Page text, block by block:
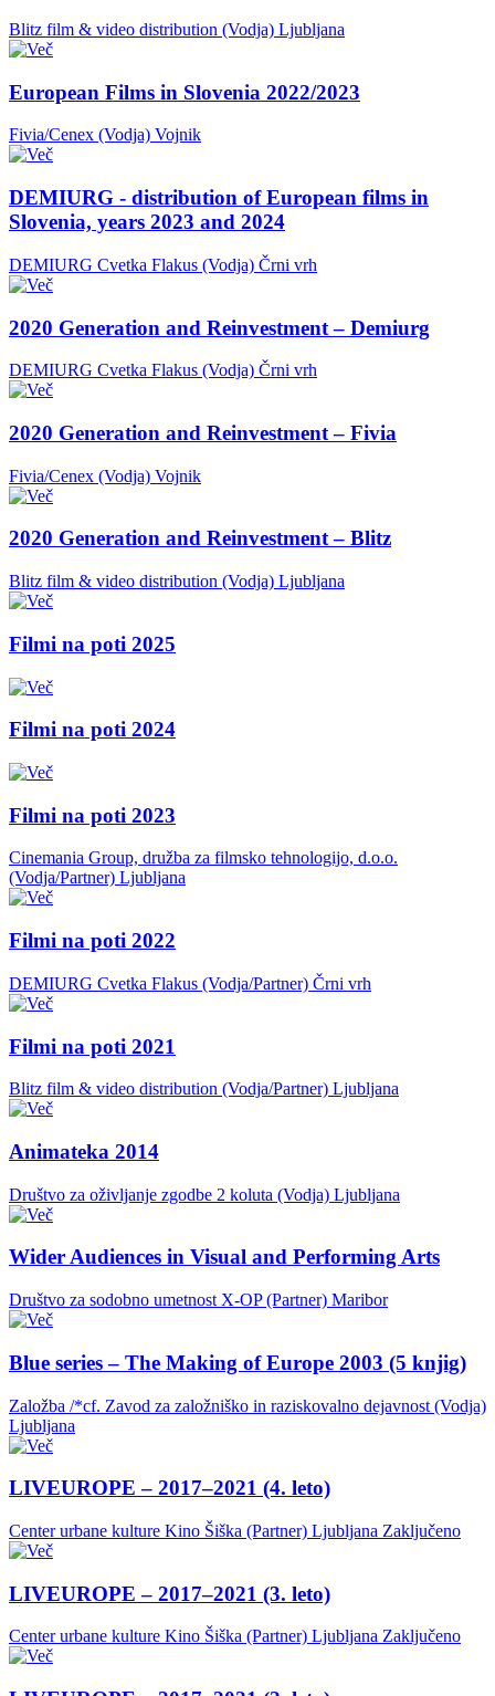
Blitz film & video distribution (Vodja) Ljubljana
European Films in Slovenia 2022/2023
Fivia/Cenex (Vodja) Vojnik
DEMIURG - distribution of European films in
Slovenia, years 2023 and 2024
DEMIURG Cvetka Flakus (Vodja) Črni vrh
2020 Generation and Reinvestment – Demiurg
DEMIURG Cvetka Flakus (Vodja) Črni vrh
2020 Generation and Reinvestment – Fivia
Fivia/Cenex (Vodja) Vojnik
2020 Generation and Reinvestment – Blitz
Blitz film & video distribution (Vodja) Ljubljana
Filmi na poti 2025
Filmi na poti 2024
Filmi na poti 2023
Cinemania Group, družba za filmsko tehnologijo, d.o.o.
(Vodja/Partner) Ljubljana
Filmi na poti 2022
DEMIURG Cvetka Flakus (Vodja/Partner) Črni vrh
Filmi na poti 2021
Blitz film & video distribution (Vodja/Partner) Ljubljana
Animateka 2014
Društvo za oživljanje zgodbe 2 koluta (Vodja) Ljubljana
Wider Audiences in Visual and Performing Arts
Društvo za sodobno umetnost X-OP (Partner) Maribor
Blue series – The Making of Europe 2003 (5 knjig)
Založba /*cf. Zavod za založniško in raziskovalno dejavnost (Vodja)
Ljubljana
LIVEUROPE – 2017–2021 (4. leto)
Center urbane kulture Kino Šiška (Partner) Ljubljana Zaključeno
LIVEUROPE – 2017–2021 (3. leto)
Center urbane kulture Kino Šiška (Partner) Ljubljana Zaključeno